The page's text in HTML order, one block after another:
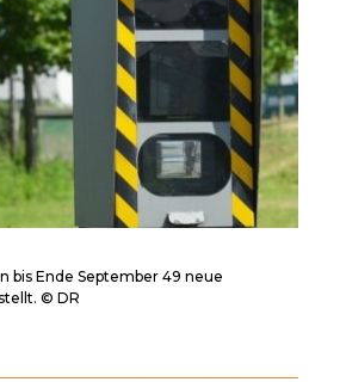
bis Ende September 49 neue
© DR